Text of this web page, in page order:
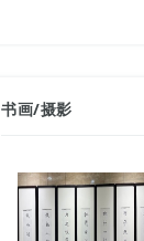
书画/摄影